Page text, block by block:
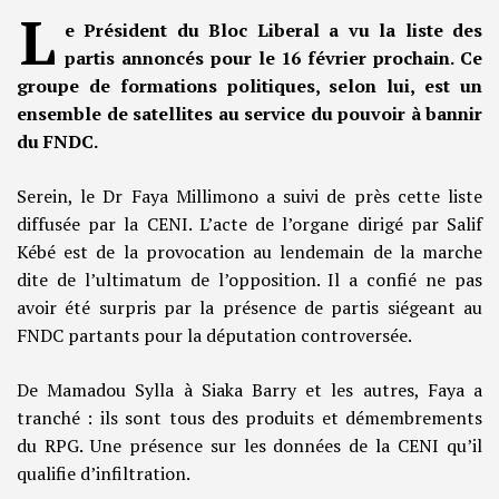
L e Président du Bloc Liberal a vu la liste des
partis annoncés pour le 16 février prochain. Ce
groupe de formations politiques, selon lui, est un
ensemble de satellites au service du pouvoir à bannir
du FNDC.
Serein, le Dr Faya Millimono a suivi de près cette liste
diffusée par la CENI. L’acte de l’organe dirigé par Salif
Kébé est de la provocation au lendemain de la marche
dite de l’ultimatum de l’opposition. Il a confié ne pas
avoir été surpris par la présence de partis siégeant au
FNDC partants pour la députation controversée.
De Mamadou Sylla à Siaka Barry et les autres, Faya a
tranché : ils sont tous des produits et démembrements
du RPG. Une présence sur les données de la CENI qu’il
qualifie d’infiltration.